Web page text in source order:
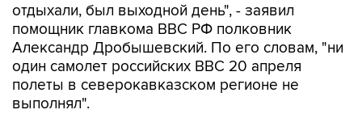
отдыхали, был выходной день", - заявил
помощник главкома ВВС РФ полковник
Александр Дробышевский. По его словам, "ни
один самолет российских ВВС 20 апреля
полеты в северокавказском регионе не
выполнял".